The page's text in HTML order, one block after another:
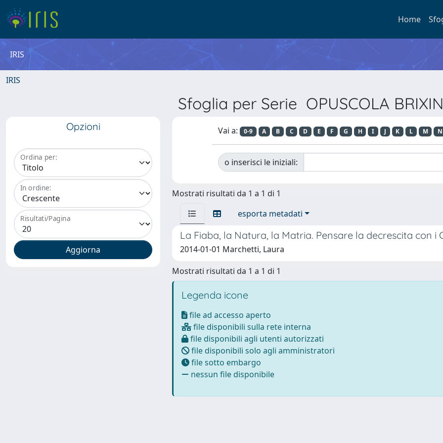
Home
IRIS
IRIS
Sfoglia per Serie OPUSCOLA
Opzioni
Ordina per:
In ordine:
Risultati/Pagina
Vai a: 0-9 A B C D E F G H I J K L M N
o inserisci le iniziali:
Mostrati risultati da 1 a 1 di 1
esporta metadati
La Fiaba, la Natura, la Matria. Pensare la decrescita con i
2014-01-01 Marchetti, Laura
Mostrati risultati da 1 a 1 di 1
Legenda icone
file ad accesso aperto
file disponibili sulla rete interna
file disponibili agli utenti autorizzati
file disponibili solo agli amministratori
file sotto embargo
nessun file disponibile